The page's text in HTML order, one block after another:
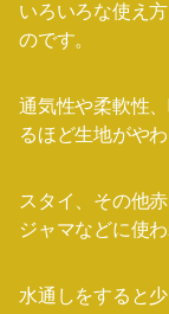
いろいろな使え
のです。
通気性や柔軟性
るほど生地がや
スタイ、その他
ジャマなどに使わ
水通しをすると